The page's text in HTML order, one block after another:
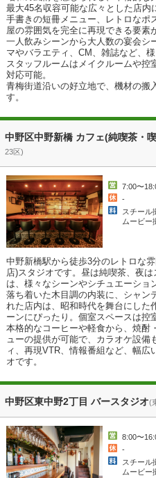
最大45名収容可能な広々とした店内
手書きの短冊メニュー、レトロなポ
屋の雰囲気を完全に再現できる要素
一人飲みシーンから大人数の宴会シ
マやバラエティ、CM、雑誌など、
スタッフルームはメイクルームや控
対応可能。
青梅街道沿いの好立地で、機材の搬
す。
中野区中野新橋 カフェ(純喫茶・
23区)
7:00〜
-
スチール
ムービー
中野新橋駅から徒歩3分のレトロな
店)スタジオです。昼は純喫茶、夜
は、様々なシーンやシチュエーショ
落ち着いた木目調の内装に、シャン
れた店内は、昭和時代を舞台にした
ーンにぴったり。個室スペースは控
本格的なコーヒーや軽食から、焼酎
ューの提供が可能で、カラオケ設備
ィ、再現VTR、情報番組など、幅
オです。
中野区東中野2丁目 バースタジオ(
8:00〜
-
スチール
ムービー